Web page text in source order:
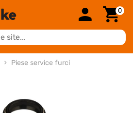
0
Piese service furci